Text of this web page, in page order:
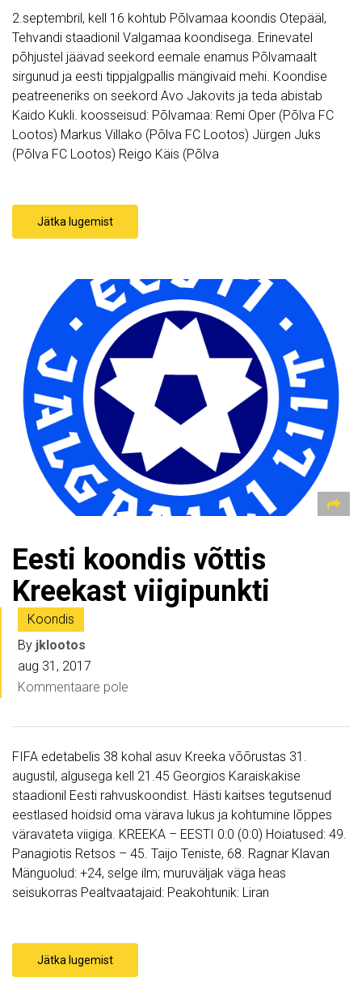
2.septembril, kell 16 kohtub Põlvamaa koondis Otepääl,
Tehvandi staadionil Valgamaa koondisega. Erinevatel
põhjustel jäävad seekord eemale enamus Põlvamaalt
sirgunud ja eesti tippjalgpallis mängivaid mehi. Koondise
peatreeneriks on seekord Avo Jakovits ja teda abistab
Kaido Kukli. koosseisud: Põlvamaa: Remi Oper (Põlva FC
Lootos) Markus Villako (Põlva FC Lootos) Jürgen Juks
(Põlva FC Lootos) Reigo Käis (Põlva
Jätka lugemist
Eesti koondis võttis
Kreekast viigipunkti
Koondis
By jklootos
aug 31, 2017
Kommentaare pole
FIFA edetabelis 38 kohal asuv Kreeka võõrustas 31.
augustil, algusega kell 21.45 Georgios Karaiskakise
staadionil Eesti rahvuskoondist. Hästi kaitses tegutsenud
eestlased hoidsid oma värava lukus ja kohtumine lõppes
väravateta viigiga. KREEKA – EESTI 0:0 (0:0) Hoiatused: 49.
Panagiotis Retsos – 45. Taijo Teniste, 68. Ragnar Klavan
Mänguolud: +24, selge ilm; muruväljak väga heas
seisukorras Pealtvaatajaid: Peakohtunik: Liran
Jätka lugemist